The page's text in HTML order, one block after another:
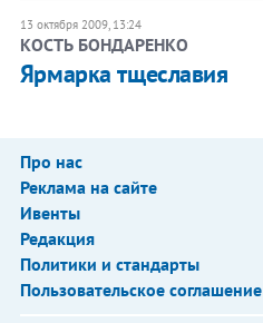
13 октября 2009, 13:24
КОСТЬ БОНДАРЕНКО
Ярмарка тщеславия
Про нас
Реклама на сайте
Ивенты
Редакция
Политики и стандарты
Пользовательское соглашение